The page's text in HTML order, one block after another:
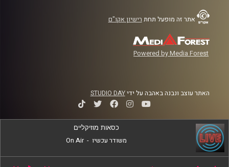
אתר זה מופעל תחת רישיון אקו"ם
Powered by Media Forest
האתר עוצב ונבנה באהבה על ידיSTUDIO DAY
כסאות מוזיקליים
משודר עכשיו -
On Air